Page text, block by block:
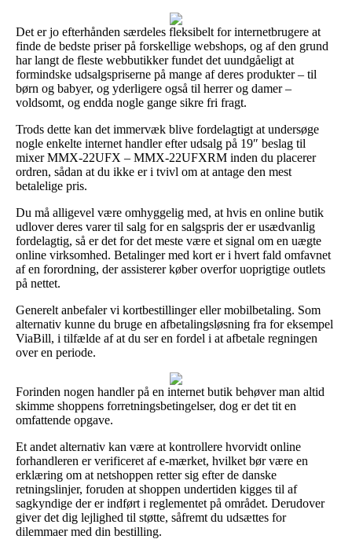
Det er jo efterhånden særdeles fleksibelt for internetbrugere at
finde de bedste priser på forskellige webshops, og af den grund
har langt de fleste webbutikker fundet det uundgåeligt at
formindske udsalgspriserne på mange af deres produkter – til
børn og babyer, og yderligere også til herrer og damer –
voldsomt, og endda nogle gange sikre fri fragt.
Trods dette kan det immervæk blive fordelagtigt at undersøge
nogle enkelte internet handler efter udsalg på 19″ beslag til
mixer MMX-22UFX – MMX-22UFXRM inden du placerer
ordren, sådan at du ikke er i tvivl om at antage den mest
betalelige pris.
Du må alligevel være omhyggelig med, at hvis en online butik
udlover deres varer til salg for en salgspris der er usædvanlig
fordelagtig, så er det for det meste være et signal om en uægte
online virksomhed. Betalinger med kort er i hvert fald omfavnet
af en forordning, der assisterer køber overfor uoprigtige outlets
på nettet.
Generelt anbefaler vi kortbestillinger eller mobilbetaling. Som
alternativ kunne du bruge en afbetalingsløsning fra for eksempel
ViaBill, i tilfælde af at du ser en fordel i at afbetale regningen
over en periode.
Forinden nogen handler på en internet butik behøver man altid
skimme shoppens forretningsbetingelser, dog er det tit en
omfattende opgave.
Et andet alternativ kan være at kontrollere hvorvidt online
forhandleren er verificeret af e-mærket, hvilket bør være en
erklæring om at netshoppen retter sig efter de danske
retningslinjer, foruden at shoppen undertiden kigges til af
sagkyndige der er indført i reglementet på området. Derudover
giver det dig lejlighed til støtte, såfremt du udsættes for
dilemmaer med din bestilling.